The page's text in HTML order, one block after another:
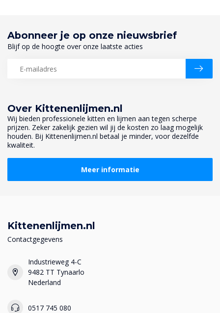
Over Kittenenlijmen.nl
Wij bieden professionele kitten en lijmen aan tegen scherpe
prijzen. Zeker zakelijk gezien wil jij de kosten zo laag mogelijk
houden. Bij Kittenenlijmen.nl betaal je minder, voor dezelfde
kwaliteit.
Meer informatie
Abonneer je op onze nieuwsbrief
Blijf op de hoogte over onze laatste acties
Kittenenlijmen.nl
Contactgegevens
Industrieweg 4-C
9482 TT Tynaarlo
Nederland
0517 745 080